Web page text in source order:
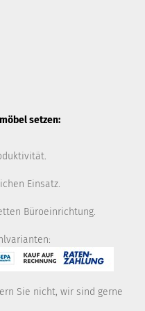
setzen:
Einsatz.
Büroeinrichtung.
Sie nicht, wir sind gerne